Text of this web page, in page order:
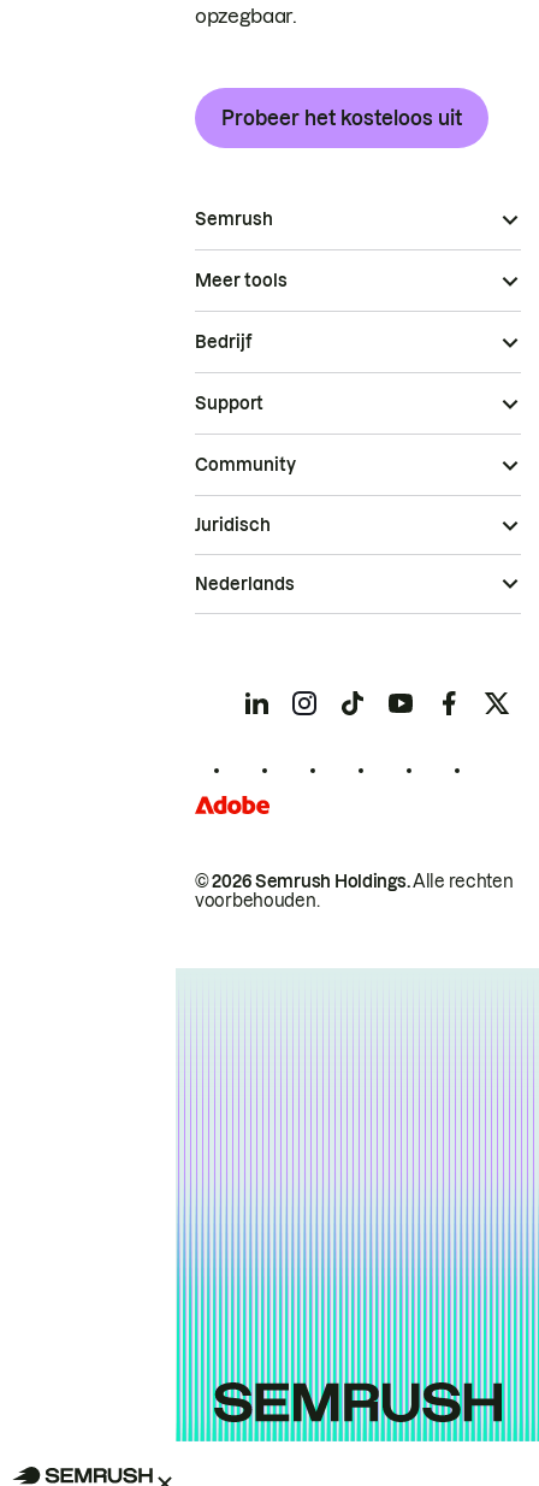
opzegbaar.
Probeer het kosteloos uit
Semrush
Meer tools
Bedrijf
Support
Community
© 2026 Semrush Holdings.Alle rechten
voorbehouden.
Juridisch
Nederlands